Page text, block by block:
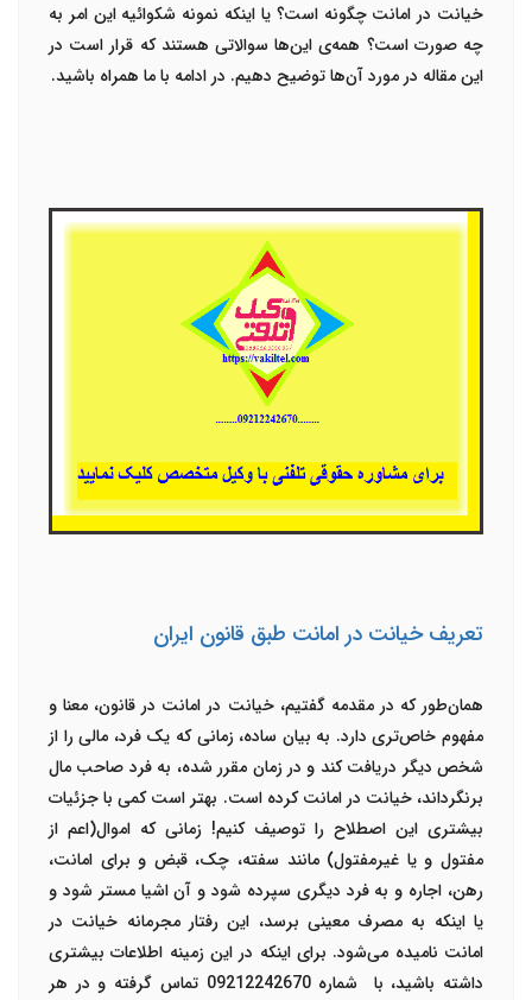
خیانت در امانت چگونه است؟ یا اینکه نمونه شکوائیه این امر به
چه صورت است؟ همه‌ی این‌ها سوالاتی هستند که قرار است در
این مقاله در مورد آن‌ها توضیح دهیم. در ادامه با ما همراه باشید.
تعریف خیانت در امانت طبق قانون ایران
همان‌طور که در مقدمه گفتیم، خیانت در امانت در قانون، معنا و
مفهوم خاص‌تری دارد. به بیان ساده، زمانی که یک فرد، مالی را از
شخص دیگر دریافت کند و در زمان مقرر شده، به فرد صاحب مال
برنگرداند، خیانت در امانت کرده است. بهتر است کمی با جزئیات
بیشتری این اصطلاح را توصیف کنیم! زمانی که اموال(اعم از
مفتول و یا غیرمفتول) مانند سفته، چک، قبض و برای امانت،
رهن، اجاره و به فرد دیگری سپرده شود و آن اشیا مستر شود و
یا اینکه به مصرف معینی برسد، این رفتار مجرمانه خیانت در
امانت نامیده می‌شود. برای اینکه در این زمینه اطلاعات بیشتری
داشته باشید، با شماره 09212242670 تماس گرفته و در هر